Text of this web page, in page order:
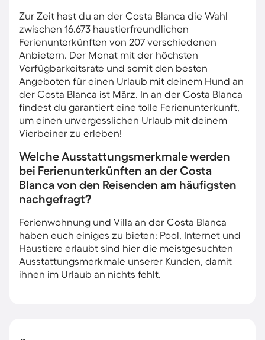
Zur Zeit hast du an der Costa Blanca die Wahl
zwischen 16.673 haustierfreundlichen
Ferienunterkünften von 207 verschiedenen
Anbietern. Der Monat mit der höchsten
Verfügbarkeitsrate und somit den besten
Angeboten für einen Urlaub mit deinem Hund an
der Costa Blanca ist März. In an der Costa Blanca
findest du garantiert eine tolle Ferienunterkunft,
um einen unvergesslichen Urlaub mit deinem
Vierbeiner zu erleben!
Welche Ausstattungsmerkmale werden
bei Ferienunterkünften an der Costa
Blanca von den Reisenden am häufigsten
nachgefragt?
Ferienwohnung und Villa an der Costa Blanca
haben euch einiges zu bieten: Pool, Internet und
Haustiere erlaubt sind hier die meistgesuchten
Ausstattungsmerkmale unserer Kunden, damit
ihnen im Urlaub an nichts fehlt.